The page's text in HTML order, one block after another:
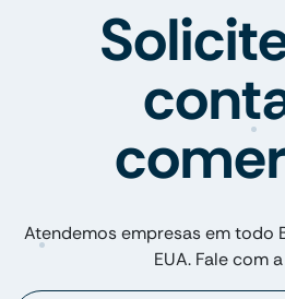
Atendemos empresas em todo
EUA. Fale com